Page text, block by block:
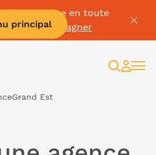
principal
électronique en toute
fais accompagner
Grand Est